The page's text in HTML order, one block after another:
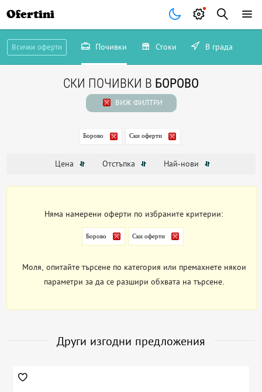
Ofertini
Всички оферти Почивки Стоки В града
СКИ ПОЧИВКИ В БОРОВО
ВИЖ ФИЛТРИ
Борово Ски оферти
Цена Отстъпка Най-нови
Няма намерени оферти по избраните критерии:
Борово Ски оферти
Моля, опитайте търсене по категория или премахнете някои
параметри за да се разшири обхвата на търсене.
Други изгодни предложения